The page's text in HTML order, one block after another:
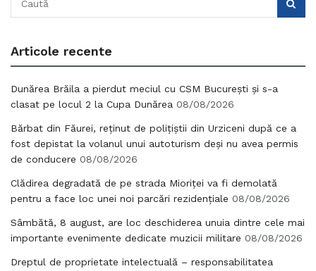
Articole recente
Dunărea Brăila a pierdut meciul cu CSM București și s-a
clasat pe locul 2 la Cupa Dunărea 08/08/2026
Bărbat din Făurei, reținut de polițiștii din Urziceni după ce a
fost depistat la volanul unui autoturism deși nu avea permis
de conducere 08/08/2026
Clădirea degradată de pe strada Mioriței va fi demolată
pentru a face loc unei noi parcări rezidențiale 08/08/2026
Sâmbătă, 8 august, are loc deschiderea unuia dintre cele mai
importante evenimente dedicate muzicii militare 08/08/2026
Dreptul de proprietate intelectuală – responsabilitatea